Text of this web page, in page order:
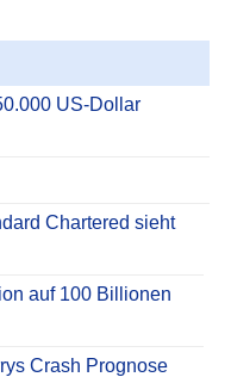
US-Dollar
Chartered sieht
auf 100 Billionen
Crash Prognose